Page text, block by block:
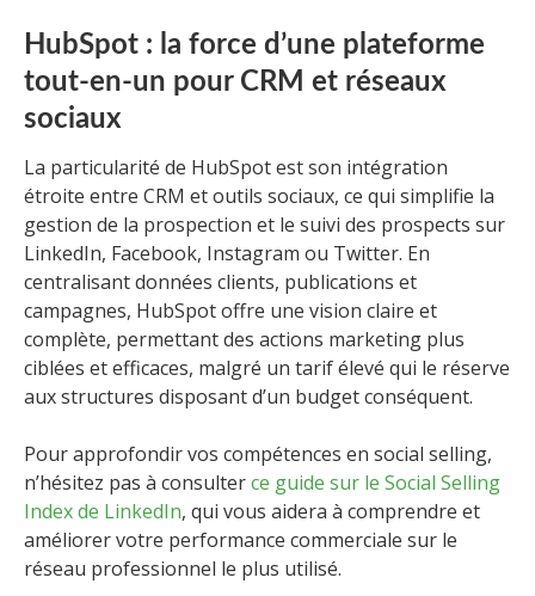
HubSpot : la force d’une plateforme
tout-en-un pour CRM et réseaux
sociaux
La particularité de HubSpot est son intégration
étroite entre CRM et outils sociaux, ce qui simplifie la
gestion de la prospection et le suivi des prospects sur
LinkedIn, Facebook, Instagram ou Twitter. En
centralisant données clients, publications et
campagnes, HubSpot offre une vision claire et
complète, permettant des actions marketing plus
ciblées et efficaces, malgré un tarif élevé qui le réserve
aux structures disposant d’un budget conséquent.
Pour approfondir vos compétences en social selling,
n’hésitez pas à consulterce guide sur le Social Selling
Index de LinkedIn, qui vous aidera à comprendre et
améliorer votre performance commerciale sur le
réseau professionnel le plus utilisé.